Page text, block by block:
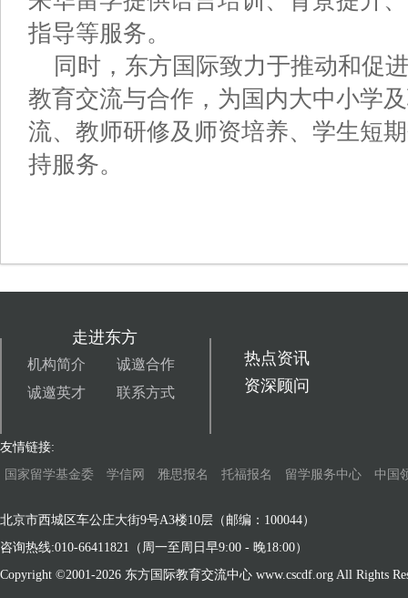
指导等服务。
同时，东方国际致力于推动和促
教育交流与合作，为国内大中小学
流、教师研修及师资培养、学生短
持服务。
走进东方
机构简介
诚邀合作
诚邀英才
联系方式
热点资讯
资深顾问
友情链接:
国家留学基金委
学信网 雅思报名 托福报名 留学服务中心 中国
北京市西城区车公庄大街9号A3楼10层（邮编：100044）
咨询热线:010-66411821（周一至周日早9:00 - 晚18:00）
Copyright ©2001-2026 东方国际教育交流中心 www.cscdf.org All Rights